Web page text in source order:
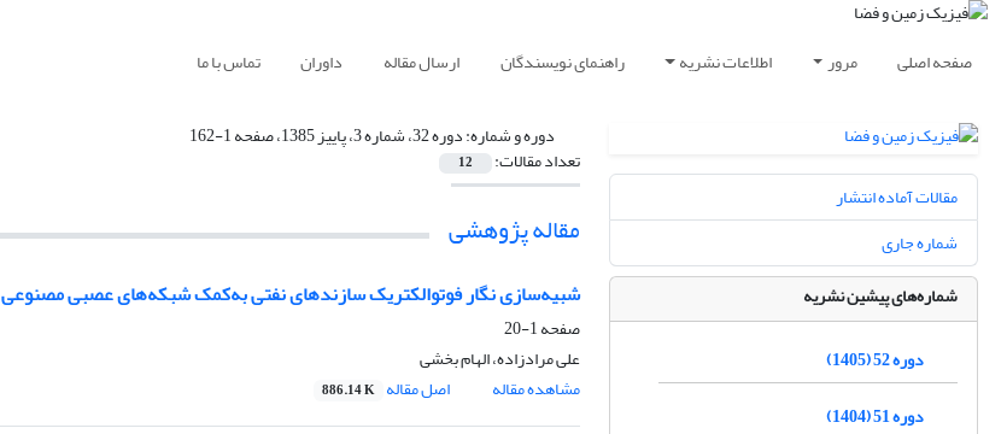
صفحه اصلی مرور اطلاعات نشریه راهنمای نویسندگان ارسال مقاله داوران تماس با ما
دوره و شماره:دوره 32، شماره 3، پاییز 1385، صفحه 1-162
تعداد مقالات: 12
مقاله پژوهشی
شبیه‌سازی نگار فوتوالکتریک سازندهای نفتی به‌کمک شبکه‌های عصبی مصنوعی
صفحه1-20
علی مرادزاده، الهام بخشی
مشاهده مقاله
اصل مقاله 886.14 K
مقالات آماده انتشار
شماره جاری
شماره‌های پیشین نشریه
دوره 52 (1405)
دوره 51 (1404)